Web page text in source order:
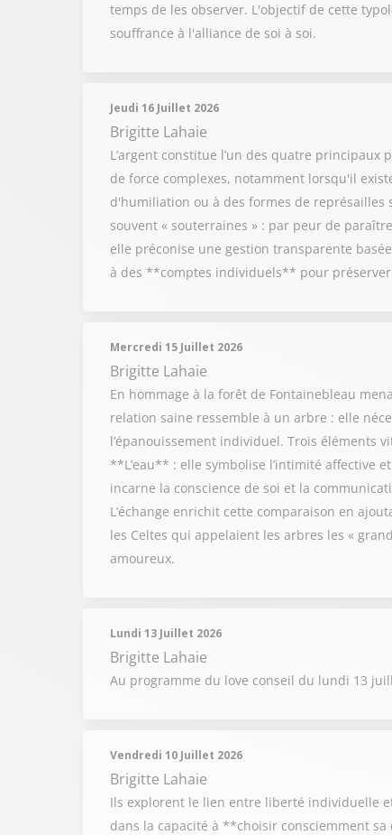
temps de les observer. L'objectif de cette
souffrance à l'alliance de soi à soi.
Jeudi 16 Juillet 2026
Brigitte Lahaie
L’argent constitue l’un des quatre
de force complexes, notamment lorsqu'il
d'humiliation ou à des formes de représailles
souvent « souterraines » : par peur de
elle préconise une gestion transparente
à des **comptes individuels** pour
Mercredi 15 Juillet 2026
Brigitte Lahaie
En hommage à la forêt de Fontainebleau
relation saine ressemble à un arbre : elle
l’épanouissement individuel. Trois éléments
**L’eau** : elle symbolise l’intimité affective
incarne la conscience de soi et la
L’échange enrichit cette comparaison en
les Celtes qui appelaient les arbres les «
amoureux.
Lundi 13 Juillet 2026
Brigitte Lahaie
Au programme du love conseil du lundi 13
Vendredi 10 Juillet 2026
Brigitte Lahaie
Ils explorent le lien entre liberté individuelle
dans la capacité à **choisir consciemment